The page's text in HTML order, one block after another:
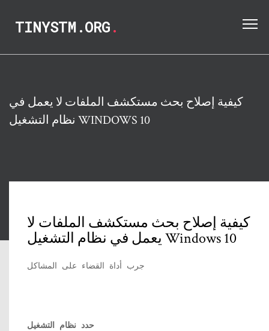
TINYSTM.ORG.
كيفية إصلاح بحث مستكشف الملفات لا يعمل في
نظام التشغيل WINDOWS 10
كيفية إصلاح بحث مستكشف الملفات لا
يعمل في نظام التشغيل Windows 10
جرب أداة القضاء على المشاكل
حدد نظام التشغيل